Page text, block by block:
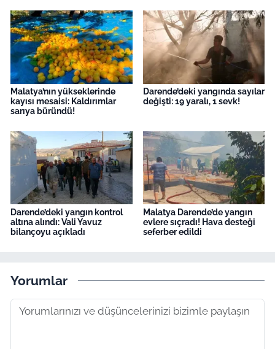
Malatya’nın yükseklerinde
kayısı mesaisi: Kaldırımlar
sarıya büründü!
Darende’deki yangında sayılar
değişti: 19 yaralı, 1 sevk!
Darende’deki yangın kontrol
altına alındı: Vali Yavuz
bilançoyu açıkladı
Malatya Darende’de yangın
evlere sıçradı! Hava desteği
seferber edildi
Yorumlar